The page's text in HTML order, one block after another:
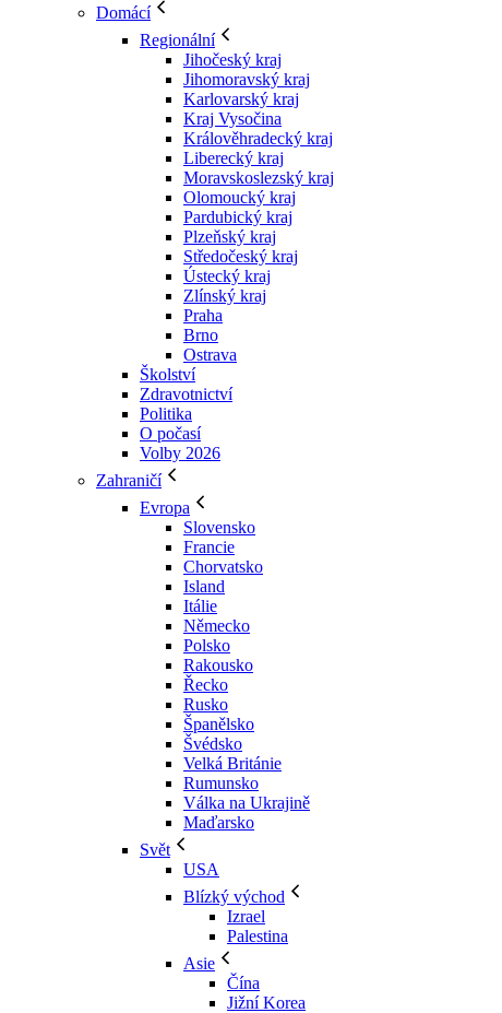
Domácí
Regionální
Jihočeský kraj
Jihomoravský kraj
Karlovarský kraj
Kraj Vysočina
Králověhradecký kraj
Liberecký kraj
Moravskoslezský kraj
Olomoucký kraj
Pardubický kraj
Plzeňský kraj
Středočeský kraj
Ústecký kraj
Zlínský kraj
Praha
Brno
Ostrava
Školství
Zdravotnictví
Politika
O počasí
Volby 2026
Zahraničí
Evropa
Slovensko
Francie
Chorvatsko
Island
Itálie
Německo
Polsko
Rakousko
Řecko
Rusko
Španělsko
Švédsko
Velká Británie
Rumunsko
Válka na Ukrajině
Maďarsko
Svět
USA
Blízký východ
Izrael
Palestina
Asie
Čína
Jižní Korea